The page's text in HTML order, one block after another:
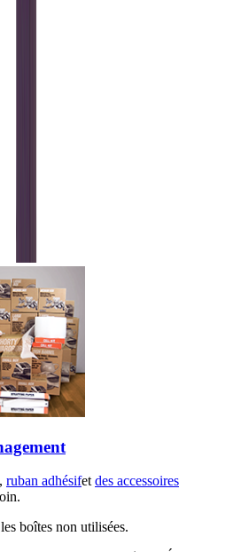
, ruban adhésifetdes accessoires
boîtes non utilisées.